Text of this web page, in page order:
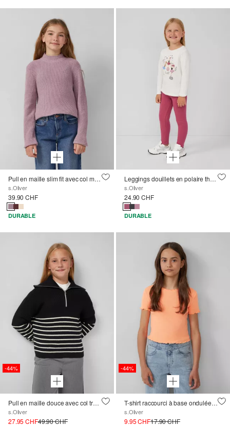
Pull en maille slim fit avec col montant
s.Oliver
39.90 CHF
DURABLE
Leggings douillets en polaire thermique
s.Oliver
24.90 CHF
DURABLE
-44%
Pull en maille douce avec col troyer haut
s.Oliver
27.95 CHF49.90 CHF
-44%
T-shirt raccourci à base ondulée, coupe Slim Fit
s.Oliver
9.95 CHF17.90 CHF